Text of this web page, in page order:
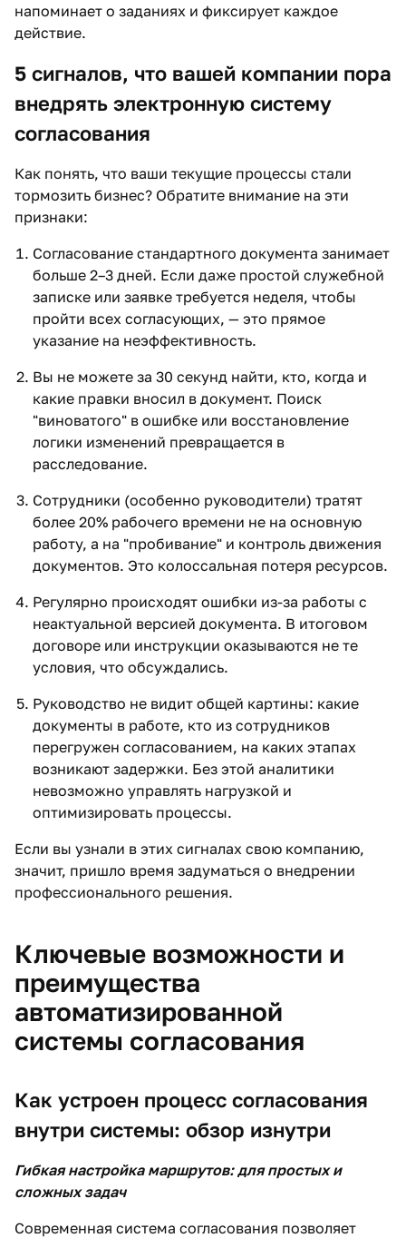
напоминает о заданиях и фиксирует каждое
действие.
5 сигналов, что вашей компании пора
внедрять электронную систему
согласования
Как понять, что ваши текущие процессы стали
тормозить бизнес? Обратите внимание на эти
признаки:
Согласование стандартного документа занимает
больше 2–3 дней. Если даже простой служебной
записке или заявке требуется неделя, чтобы
пройти всех согласующих, — это прямое
указание на неэффективность.
Вы не можете за 30 секунд найти, кто, когда и
какие правки вносил в документ. Поиск
"виноватого" в ошибке или восстановление
логики изменений превращается в
расследование.
Сотрудники (особенно руководители) тратят
более 20% рабочего времени не на основную
работу, а на "пробивание" и контроль движения
документов. Это колоссальная потеря ресурсов.
Регулярно происходят ошибки из-за работы с
неактуальной версией документа. В итоговом
договоре или инструкции оказываются не те
условия, что обсуждались.
Руководство не видит общей картины: какие
документы в работе, кто из сотрудников
перегружен согласованием, на каких этапах
возникают задержки. Без этой аналитики
невозможно управлять нагрузкой и
оптимизировать процессы.
Если вы узнали в этих сигналах свою компанию,
значит, пришло время задуматься о внедрении
профессионального решения.
Ключевые возможности и
преимущества
автоматизированной
системы согласования
Как устроен процесс согласования
внутри системы: обзор изнутри
Гибкая настройка маршрутов: для простых и
сложных задач
Современная система согласования позволяет